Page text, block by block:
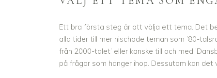
Ett bra första steg är att välja ett tema. Det
alla tider till mer nischade teman som ’80-
från 2000-talet’ eller kanske till och med
på frågor som hänger ihop. Dessutom kan